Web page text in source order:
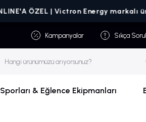
Kampanyalar Sıkça
& Eğlence Ekipmanları
ÖZEL | Victron Energy markalı